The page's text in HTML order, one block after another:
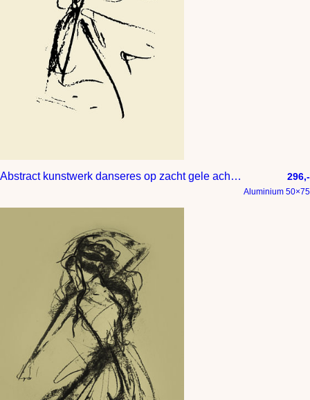
Abstract kunstwerk danseres op zacht gele achtergrond 296,-
Aluminium 50×75